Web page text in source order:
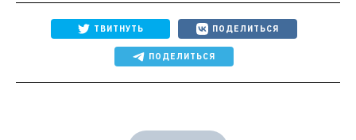
ТВИТНУТЬ ПОДЕЛИТЬСЯ
ПОДЕЛИТЬСЯ